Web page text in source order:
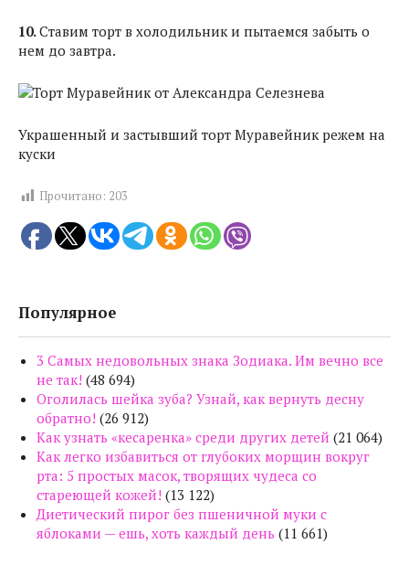
10.Ставим торт в холодильник и пытаемся забыть о
нем до завтра.
Украшенный и застывший торт Муравейник режем на
куски
Прочитано: 203
Популярное
3 Самых недовольных знака Зодиака. Им вечно все
не так! (48 694)
Оголилась шейка зуба? Узнай, как вернуть десну
обратно! (26 912)
Как узнать «кесаренка» среди других детей (21 064)
Как легко избавиться от глубоких морщин вокруг
рта: 5 простых масок, творящих чудеса со
стареющей кожей! (13 122)
Диетический пирог без пшеничной муки с
яблоками — ешь, хоть каждый день (11 661)